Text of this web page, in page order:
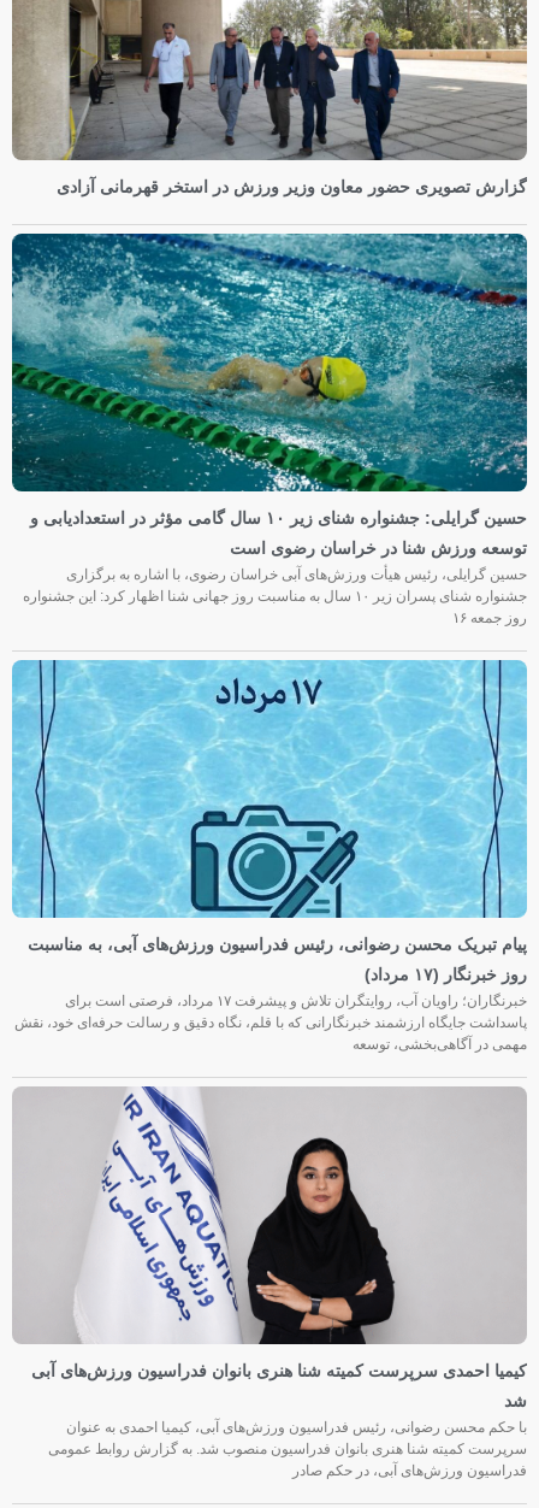
گزارش تصویری حضور معاون وزیر ورزش در استخر قهرمانی آزادی
حسین گرایلی: جشنواره شنای زیر ۱۰ سال گامی مؤثر در استعدادیابی و
توسعه ورزش شنا در خراسان رضوی است
حسین گرایلی، رئیس هیأت ورزش‌های آبی خراسان رضوی، با اشاره به برگزاری
جشنواره شنای پسران زیر ۱۰ سال به مناسبت روز جهانی شنا اظهار کرد: این جشنواره
روز جمعه‌ ۱۶
پیام تبریک محسن رضوانی، رئیس فدراسیون ورزش‌های آبی، به مناسبت
روز خبرنگار (۱۷ مرداد)
خبرنگاران؛ راویان آب، روایتگران تلاش و پیشرفت ۱۷ مرداد، فرصتی است برای
پاسداشت جایگاه ارزشمند خبرنگارانی که با قلم، نگاه دقیق و رسالت حرفه‌ای خود، نقش
مهمی در آگاهی‌بخشی، توسعه
کیمیا احمدی سرپرست کمیته شنا هنری بانوان فدراسیون ورزش‌های آبی
شد
با حکم محسن رضوانی، رئیس فدراسیون ورزش‌های آبی، کیمیا احمدی به عنوان
سرپرست کمیته شنا هنری بانوان فدراسیون منصوب شد. به گزارش روابط عمومی
فدراسیون ورزش‌های آبی، در حکم صادر